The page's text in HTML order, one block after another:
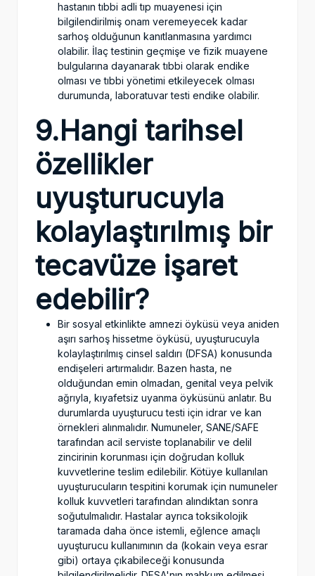
hastanın tıbbi adli tıp muayenesi için
bilgilendirilmiş onam veremeyecek kadar
sarhoş olduğunun kanıtlanmasına yardımcı
olabilir. İlaç testinin geçmişe ve fizik muayene
bulgularına dayanarak tıbbi olarak endike
olması ve tıbbi yönetimi etkileyecek olması
durumunda, laboratuvar testi endike olabilir.
9.Hangi tarihsel
özellikler
uyuşturucuyla
kolaylaştırılmış bir
tecavüze işaret
edebilir?
Bir sosyal etkinlikte amnezi öyküsü veya aniden
aşırı sarhoş hissetme öyküsü, uyuşturucuyla
kolaylaştırılmış cinsel saldırı (DFSA) konusunda
endişeleri artırmalıdır. Bazen hasta, ne
olduğundan emin olmadan, genital veya pelvik
ağrıyla, kıyafetsiz uyanma öyküsünü anlatır. Bu
durumlarda uyuşturucu testi için idrar ve kan
örnekleri alınmalıdır. Numuneler, SANE/SAFE
tarafından acil serviste toplanabilir ve delil
zincirinin korunması için doğrudan kolluk
kuvvetlerine teslim edilebilir. Kötüye kullanılan
uyuşturucuların tespitini korumak için numuneler
kolluk kuvvetleri tarafından alındıktan sonra
soğutulmalıdır. Hastalar ayrıca toksikolojik
taramada daha önce istemli, eğlence amaçlı
uyuşturucu kullanımının da (kokain veya esrar
gibi) ortaya çıkabileceği konusunda